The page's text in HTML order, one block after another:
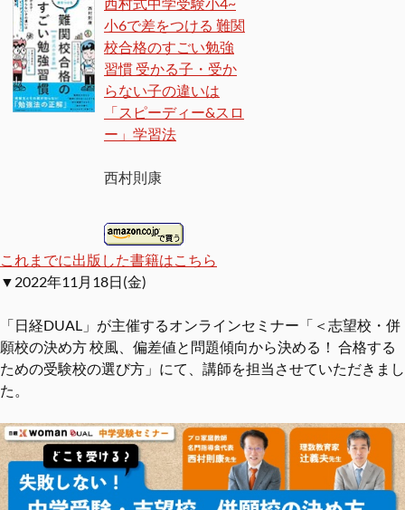
小6で差をつける 難関
校合格のすごい勉強
習慣 受かる子・受か
らない子の違いは
「スピーディー&スロ
ー」学習法
西村則康
これまでに出版した書籍はこちら
▼2022年11月18日(金)
「日経DUAL」が主催するオンラインセミナー「＜志望校・併
願校の決め方 校風、偏差値と問題傾向から決める！ 合格する
ための受験校の選び方」にて、講師を担当させていただきまし
た。